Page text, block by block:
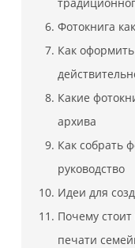
Фотокнига
Как
Какие
архива
Как собрать
руководство
Идеи для
Почему
печати